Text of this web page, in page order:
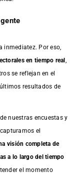
inmediatez. Por eso,
en tiempo real
se reflejan en el
resultados de
nuestras encuestasy
el
visión completa de
a lo largo del tiempo
el momento